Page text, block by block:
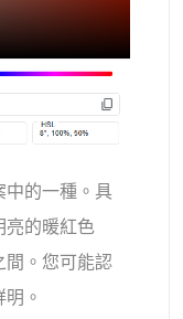
中的一種。具
亮的暖紅色
間。您可能認
。